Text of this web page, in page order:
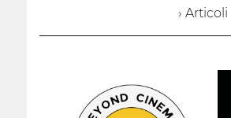
› Articoli